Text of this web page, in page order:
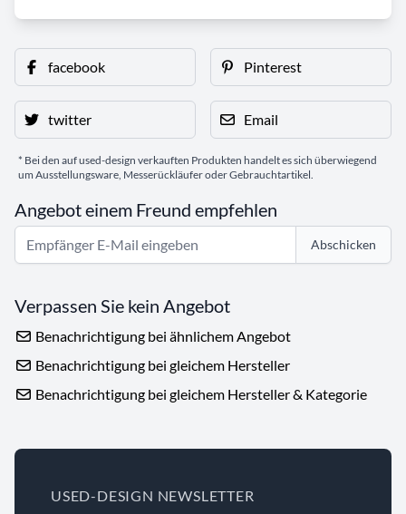
facebook Pinterest
twitter Email
* Bei den auf used-design verkauften Produkten handelt es sich überwiegend
um Ausstellungsware, Messerückläufer oder Gebrauchtartikel.
Angebot einem Freund empfehlen
Abschicken
Verpassen Sie kein Angebot
Benachrichtigung bei ähnlichem Angebot
Benachrichtigung bei gleichem Hersteller
Benachrichtigung bei gleichem Hersteller & Kategorie
USED-DESIGN NEWSLETTER